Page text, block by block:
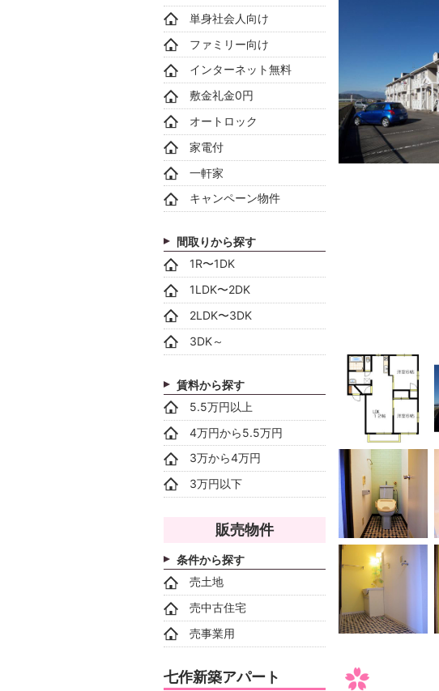
単身社会人向け
ファミリー向け
インターネット無料
敷金礼金0円
オートロック
家電付
一軒家
キャンペーン物件
間取りから探す
1R〜1DK
1LDK〜2DK
2LDK〜3DK
3DK～
賃料から探す
5.5万円以上
4万円から5.5万円
3万から4万円
3万円以下
販売物件
条件から探す
売土地
売中古住宅
売事業用
七作新築アパート